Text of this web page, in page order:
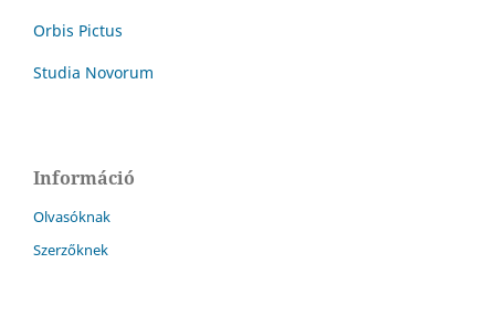
Orbis Pictus
Studia Novorum
Információ
Olvasóknak
Szerzőknek